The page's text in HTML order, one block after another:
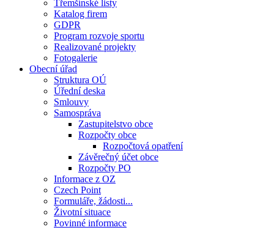
Třemšínské listy
Katalog firem
GDPR
Program rozvoje sportu
Realizované projekty
Fotogalerie
Obecní úřad
Struktura OÚ
Úřední deska
Smlouvy
Samospráva
Zastupitelstvo obce
Rozpočty obce
Rozpočtová opatření
Závěrečný účet obce
Rozpočty PO
Informace z OZ
Czech Point
Formuláře, žádosti...
Životní situace
Povinné informace